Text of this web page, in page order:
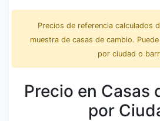
Precios de referencia calculados
muestra de casas de cambio.
por ciudad o
Precio en Casas
por